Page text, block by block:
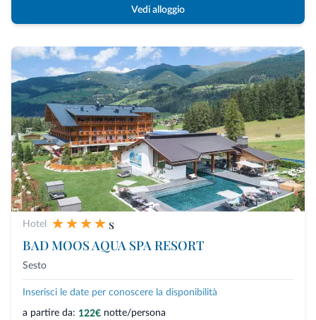
Vedi alloggio
Hotel
s
BAD MOOS AQUA SPA RESORT
Sesto
Inserisci le date per conoscere la disponibilità
a partire da: 122€ notte/persona